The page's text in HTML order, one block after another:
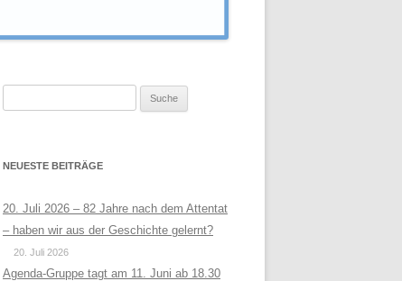
NEUESTE BEITRÄGE
20. Juli 2026 – 82 Jahre nach dem Attentat
– haben wir aus der Geschichte gelernt?
20. Juli 2026
Agenda-Gruppe tagt am 11. Juni ab 18.30